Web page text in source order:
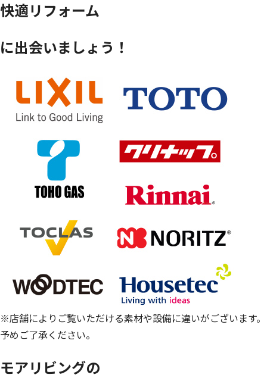
快適リフォーム
に出会いましょう！
※店舗によりご覧いただける素材や設備に違いがございます。
予めご了承ください。
モアリビングの